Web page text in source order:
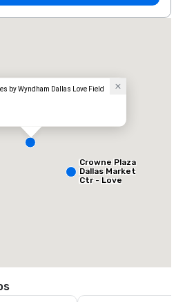
by Wyndham Dallas Love Field
Crowne Plaza
Dallas Market
Ctr - Love